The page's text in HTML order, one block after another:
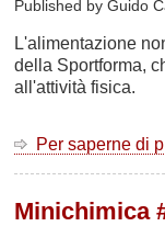
Published by Guido
L'alimentazione
della Sportforma,
all'attività fisica.
Per saperne di
Minichimica